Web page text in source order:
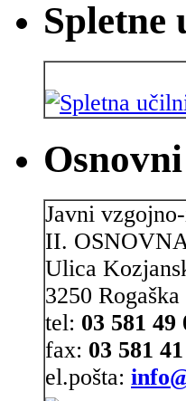
Spletne
Javni
II.
Ulica
3250
tel: 03 581 49
fax: 03 581
el.pošta: